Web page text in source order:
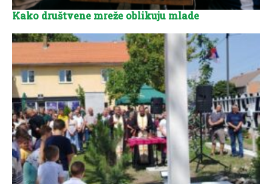
Kako društvene mreže oblikuju mlade